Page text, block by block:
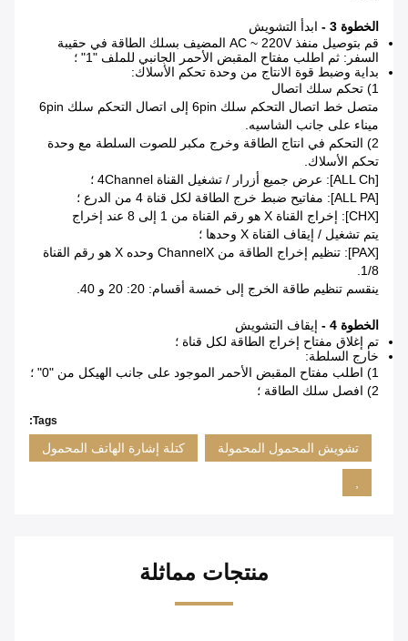
الخطوة 3 -
ابدأ التشويش
قم بتوصيل منفذ AC ~ 220V المضيف بسلك الطاقة في حقيبة
السفر: ثم اطلب مفتاح المقبض الأحمر الجانبي للملف "1" ؛
بداية وضبط قوة الانتاج من وحدة تحكم الأسلاك:
1) تحكم سلك اتصال
متصل خط اتصال التحكم سلك 6pin إلى اتصال التحكم سلك 6pin
ميناء على جانب الشاسيه.
2) التحكم في انتاج الطاقة وخرج مكبر للصوت السلطة مع وحدة
تحكم الأسلاك.
[ALL Ch]: عرض جميع أزرار / تشغيل القناة 4Channel ؛
[ALL PA]: مفاتيح ضبط خرج الطاقة لكل قناة 4 من الدرع ؛
[CHX]: إخراج القناة X هو رقم القناة من 1 إلى 8 عند إخراج
يتم تشغيل / إيقاف القناة X وحدها ؛
[PAX]: تنظيم إخراج الطاقة من ChannelX وحده X هو رقم القناة
1/8.
ينقسم تنظيم طاقة الخرج إلى خمسة أقسام: 20: 20 و 40.
الخطوة 4 -
إيقاف التشويش
تم إغلاق مفتاح إخراج الطاقة لكل قناة ؛
خارج السلطة:
1) اطلب مفتاح المقبض الأحمر الموجود على جانب الهيكل من "0" ؛
2) افصل سلك الطاقة ؛
Tags:
تشويش المحمول المحمولة كتلة إشارة الهاتف المحمول
منتجات مماثلة